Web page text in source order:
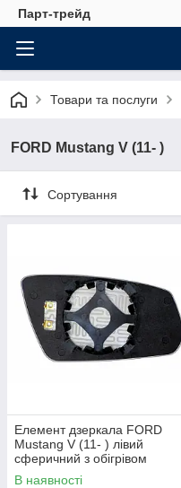
Парт-трейд
Товари та послуги
FORD Mustang V (11- )
Сортування
Елемент дзеркала FORD
Mustang V (11- ) лівий
сферичний з обігрівом
В наявності